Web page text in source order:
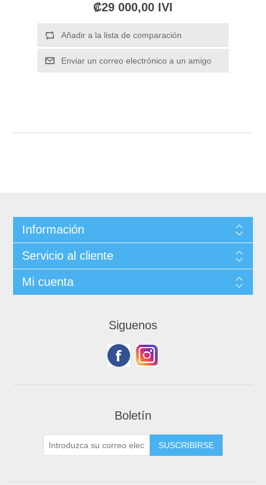
₡29 000,00 IVI
Información
Servicio al cliente
Mi cuenta
Siguenos
Boletín